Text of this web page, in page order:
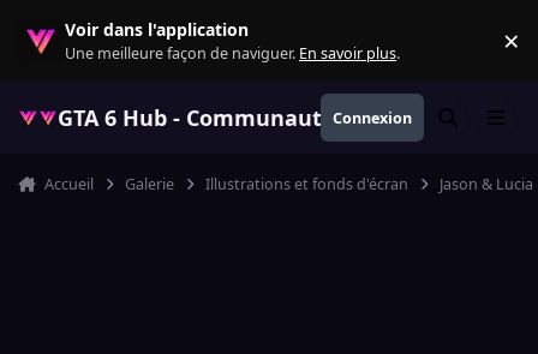
Voir dans l'application
Une meilleure façon de naviguer. En savoir plus. ×
GTA 6 Hub - Communauté GTA VI
Connexion Rechercher
Menu
Accueil Galerie Illustrations et fonds d'écran Jason & Lucia